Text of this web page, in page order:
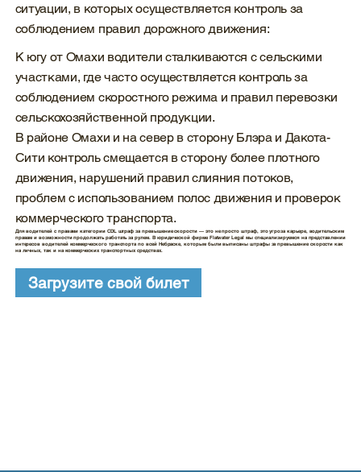
ситуации, в которых осуществляется контроль за
соблюдением правил дорожного движения:
К югу от Омахи водители сталкиваются с сельскими
участками, где часто осуществляется контроль за
соблюдением скоростного режима и правил перевозки
сельскохозяйственной продукции.
В районе Омахи и на север в сторону Блэра и Дакота-
Сити контроль смещается в сторону более плотного
движения, нарушений правил слияния потоков,
проблем с использованием полос движения и проверок
коммерческого транспорта.
Для водителей с правами категории CDL штраф за превышение скорости — это не просто штраф, это угроза карьере, водительским
правам и возможности продолжать работать за рулем. В юридической фирме Flatwater Legal мы специализируемся на представлении
интересов водителей коммерческого транспорта по всей Небраске, которым были выписаны штрафы за превышение скорости как
на личных, так и на коммерческих транспортных средствах.
Загрузите свой билет